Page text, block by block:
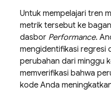
Untuk mempelajari tren
metrik tersebut ke
dasbor Performance.
mengidentifikasi regresi
perubahan dari minggu
memverifikasi bahwa
kode Anda